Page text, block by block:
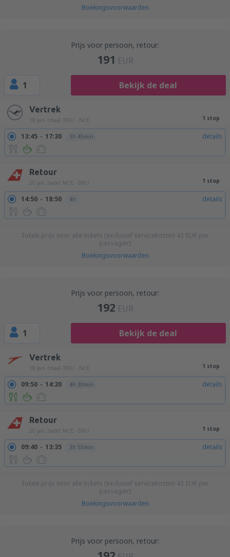
Boekingsvoorwaarden
Prijs voor persoon, retour:
191 EUR
1 Bekijk de deal
Vertrek
18 jan. (maa) BRU - NCE 1 stop
13:45 17:30 3h 45min details
Retour
20 jan. (woe) NCE - BRU 1 stop
14:50 18:50 4h details
Totale prijs voor alle tickets (exclusief servicekosten 43 EUR per
passagier)
Boekingsvoorwaarden
Prijs voor persoon, retour:
192 EUR
1 Bekijk de deal
Vertrek
18 jan. (maa) BRU - NCE 1 stop
09:50 14:20 4h 30min details
Retour
20 jan. (woe) NCE - BRU 1 stop
09:40 13:35 3h 55min details
Totale prijs voor alle tickets (exclusief servicekosten 43 EUR per
passagier)
Boekingsvoorwaarden
Prijs voor persoon, retour: